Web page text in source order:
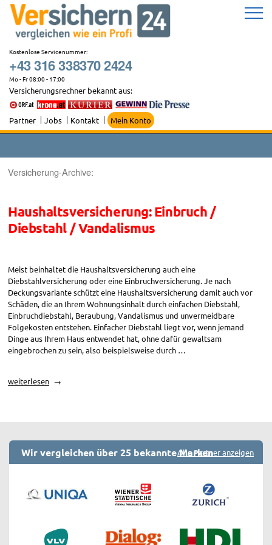
Zum
Inhalt
springen
Kostenlose Servicenummer:
+43 316 338370 2424
Mo - Fr 08:00 - 17:00
Versicherungsrechner bekannt aus:
Partner Jobs Kontakt Mein Konto
Versicherung-Archive:
Haushaltsversicherung: Einbruch /
Diebstahl / Vandalismus
Meist beinhaltet die Haushaltsversicherung auch eine
Diebstahlversicherung oder eine Einbruchversicherung. Je nach
Deckungsvariante schützt eine Haushaltsversicherung damit auch vor
Schäden, die an Ihrem Wohnungsinhalt durch einfachen Diebstahl,
Einbruchdiebstahl, Beraubung, Vandalismus und unvermeidbare
Folgekosten entstehen. Einfacher Diebstahl liegt vor, wenn jemand
Dinge aus Ihrem Haus entwendet hat, ohne dafür gewaltsam
eingebrochen zu sein, also beispielsweise durch …
„Haushaltsversicherung:
Vandalismus“
weiterlesen
Wir vergleichen über 25 bekannte MarkenAlle Partner anzeigen